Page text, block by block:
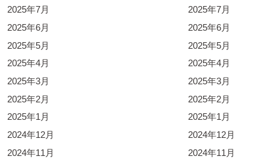
2025年7月
2025年6月
2025年5月
2025年4月
2025年3月
2025年2月
2025年1月
2024年12月
2024年11月
2025年7月
2025年6月
2025年5月
2025年4月
2025年3月
2025年2月
2025年1月
2024年12月
2024年11月